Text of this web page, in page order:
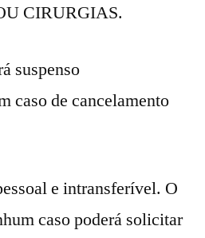
CIRURGIAS.
suspenso
caso de cancelamento
e intransferível. O
caso poderá solicitar